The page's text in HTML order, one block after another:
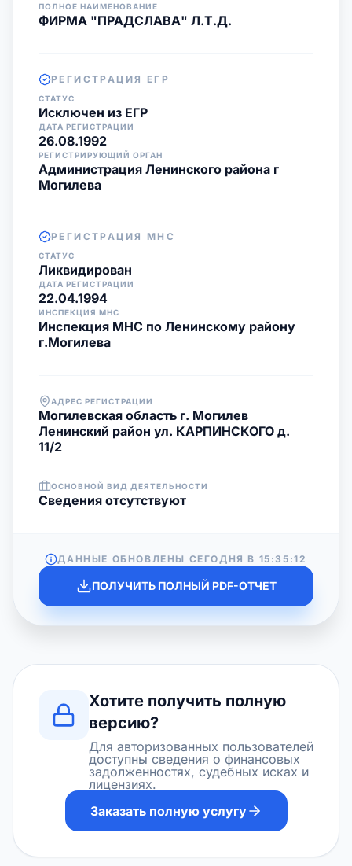
ПОЛНОЕ НАИМЕНОВАНИЕ
ФИРМА "ПРАДСЛАВА" Л.Т.Д.
РЕГИСТРАЦИЯ ЕГР
СТАТУС
Исключен из ЕГР
ДАТА РЕГИСТРАЦИИ
26.08.1992
РЕГИСТРИРУЮЩИЙ ОРГАН
Администрация Ленинского района г
Могилева
РЕГИСТРАЦИЯ МНС
СТАТУС
Ликвидирован
ДАТА РЕГИСТРАЦИИ
22.04.1994
ИНСПЕКЦИЯ МНС
Инспекция МНС по Ленинскому району
г.Могилева
АДРЕС РЕГИСТРАЦИИ
Могилевская область г. Могилев
Ленинский район ул. КАРПИНСКОГО д.
11/2
ОСНОВНОЙ ВИД ДЕЯТЕЛЬНОСТИ
Cведения отсутствуют
ДАННЫЕ ОБНОВЛЕНЫ СЕГОДНЯ В 15:35:12
ПОЛУЧИТЬ ПОЛНЫЙ PDF-ОТЧЕТ
Хотите получить полную
версию?
Для авторизованных пользователей
доступны сведения о финансовых
задолженностях, судебных исках и
лицензиях.
Заказать полную услугу